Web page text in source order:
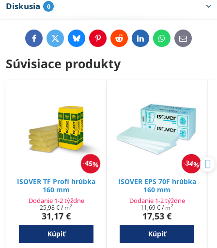
Diskusia 0
FacebookTwitterBlueskyPinterestRedditLinkedInWhatsApp
E-
mail
Súvisiace produkty
45%
ISOVER TF Profi hrúbka
160 mm
Dodanie 1-2 týždne
31,17 €
25,98 €/ m2
Kúpiť
34%
ISOVER EPS 70F hrúbka
160 mm
Dodanie 1-2 týždne
17,53 €
11,69 €/ m2
Kúpiť